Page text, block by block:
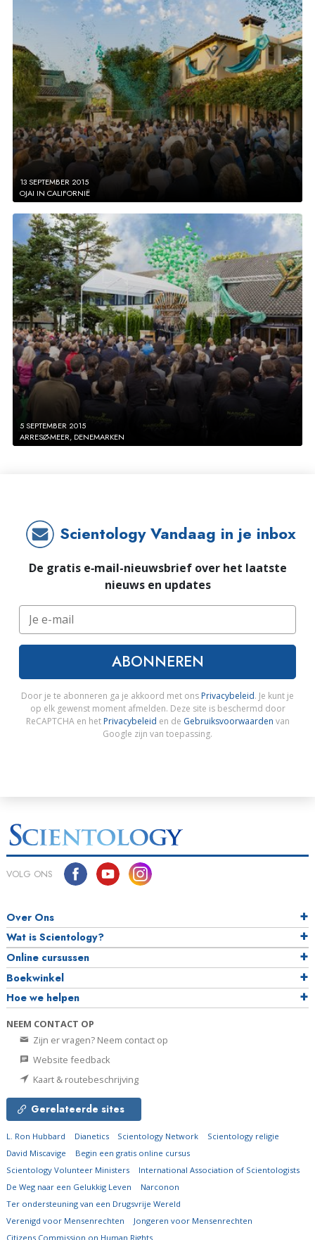
13 SEPTEMBER 2015
OJAI IN CALIFORNIË
5 SEPTEMBER 2015
ARRESØ-MEER, DENEMARKEN
Scientology Vandaag in je inbox
De gratis e‑mail-nieuwsbrief over het laatste
nieuws en updates
ABONNEREN
Door je te abonneren ga je akkoord met ons Privacybeleid. Je kunt je
op elk gewenst moment afmelden. Deze site is beschermd door
ReCAPTCHA en het Privacybeleid en de Gebruiksvoorwaarden van
Google zijn van toepassing.
VOLG ONS
Over Ons
Wat is Scientology?
Online cursussen
Boekwinkel
Hoe we helpen
NEEM CONTACT OP
Zijn er vragen? Neem contact op
Website feedback
Kaart & routebeschrijving
Gerelateerde sites
L. Ron Hubbard Dianetics Scientology Network
Scientology religie
David Miscavige
Begin een gratis online cursus
Scientology Volunteer Ministers
International Association of Scientologists
De Weg naar een Gelukkig Leven
Narconon
Ter ondersteuning van een Drugsvrije Wereld
Verenigd voor Mensenrechten
Jongeren voor Mensenrechten
Citizens Commission on Human Rights